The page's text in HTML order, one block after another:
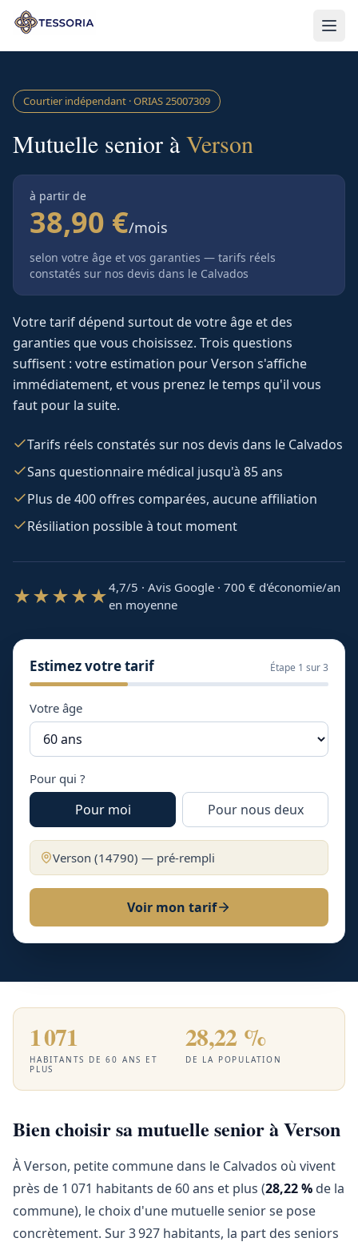
Aller au contenu principal
Courtier indépendant · ORIAS25007309
Mutuelle senior àVerson
à partir de
38,90 €/mois
selon votre âge et vos garanties — tarifs réels
constatés sur nos devis dans le Calvados
Votre tarif dépend surtout de votre âge et des
garanties que vous choisissez. Trois questions
suffisent : votre estimation pourVerson s'affiche
immédiatement, et vous prenez le temps qu'il vous
faut pour la suite.
Tarifs réels constatés sur nos devis dans le Calvados
Sans questionnaire médical jusqu'à 85 ans
Plus de 400 offres comparées, aucune affiliation
Résiliation possible à tout moment
★★★★★4,7/5 · Avis Google · 700 € d'économie/an
en moyenne
Estimez votre tarif Étape 1 sur 3
Votre âge
Pour qui ?
Pour moi Pour nous deux
Verson (14790) — pré-rempli
Voir mon tarif
1 071
HABITANTS DE 60 ANS ET
PLUS
28,22 %
DE LA POPULATION
Bien choisir sa mutuelle senior à Verson
À Verson, petite commune dans le Calvados où vivent
près de 1 071 habitants de 60 ans et plus (28,22 % de la
commune), le choix d'une mutuelle senior se pose
concrètement. Sur 3 927 habitants, la part des seniors